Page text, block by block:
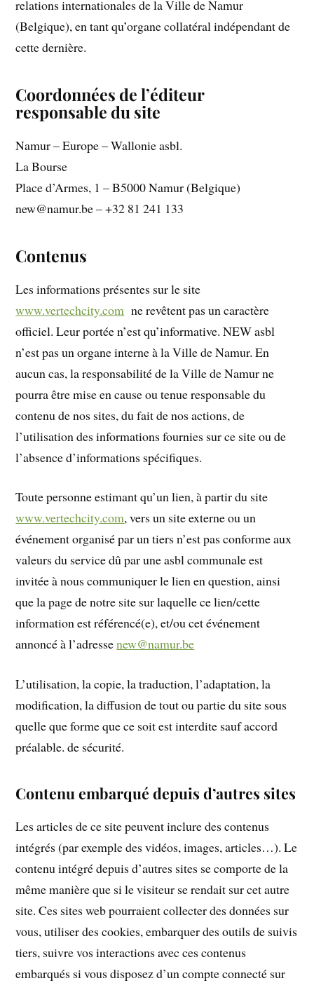
relations internationales de la Ville de Namur
(Belgique), en tant qu’organe collatéral indépendant de
cette dernière.
Coordonnées de l’éditeur
responsable du site
Namur – Europe – Wallonie asbl.
La Bourse
Place d’Armes, 1 – B5000 Namur (Belgique)
new@namur.be – +32 81 241 133
Contenus
Les informations présentes sur le site
www.vertechcity.com ne revêtent pas un caractère
officiel. Leur portée n’est qu’informative. NEW asbl
n’est pas un organe interne à la Ville de Namur. En
aucun cas, la responsabilité de la Ville de Namur ne
pourra être mise en cause ou tenue responsable du
contenu de nos sites, du fait de nos actions, de
l’utilisation des informations fournies sur ce site ou de
l’absence d’informations spécifiques.
Toute personne estimant qu’un lien, à partir du site
www.vertechcity.com, vers un site externe ou un
événement organisé par un tiers n’est pas conforme aux
valeurs du service dû par une asbl communale est
invitée à nous communiquer le lien en question, ainsi
que la page de notre site sur laquelle ce lien/cette
information est référencé(e), et/ou cet événement
annoncé à l’adressenew@namur.be
L’utilisation, la copie, la traduction, l’adaptation, la
modification, la diffusion de tout ou partie du site sous
quelle que forme que ce soit est interdite sauf accord
préalable. de sécurité.
Contenu embarqué depuis d’autres sites
Les articles de ce site peuvent inclure des contenus
intégrés (par exemple des vidéos, images, articles…). Le
contenu intégré depuis d’autres sites se comporte de la
même manière que si le visiteur se rendait sur cet autre
site. Ces sites web pourraient collecter des données sur
vous, utiliser des cookies, embarquer des outils de suivis
tiers, suivre vos interactions avec ces contenus
embarqués si vous disposez d’un compte connecté sur